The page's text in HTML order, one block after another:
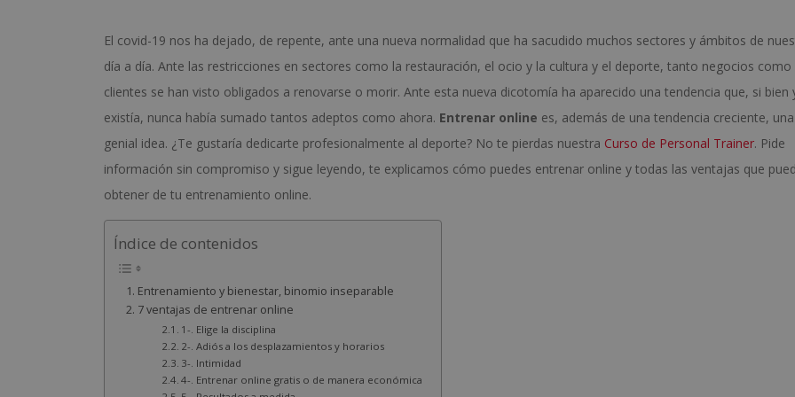
El covid-19 nos ha dejado, de repente, ante una nueva normalidad que ha sacudido muchos sectores y ámbitos de
día a día. Ante las restricciones en sectores como la restauración, el ocio y la cultura y el deporte, tanto negocios como
clientes se han visto obligados a renovarse o morir. Ante esta nueva dicotomía ha aparecido una tendencia que, si bien
existía, nunca había sumado tantos adeptos como ahora. Entrenar online es, además de una tendencia creciente, una
genial idea. ¿Te gustaría dedicarte profesionalmente al deporte? No te pierdas nuestra Curso de Personal Trainer. Pide
información sin compromiso y sigue leyendo, te explicamos cómo puedes entrenar online y todas las ventajas que
obtener de tu entrenamiento online.
Índice de contenidos
Entrenamiento y bienestar, binomio inseparable
7 ventajas de entrenar online
1-. Elige la disciplina
2-. Adiós a los desplazamientos y horarios
3-. Intimidad
4-. Entrenar online gratis o de manera económica